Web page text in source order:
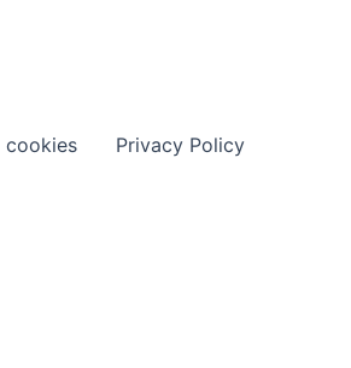
cookies Privacy Policy